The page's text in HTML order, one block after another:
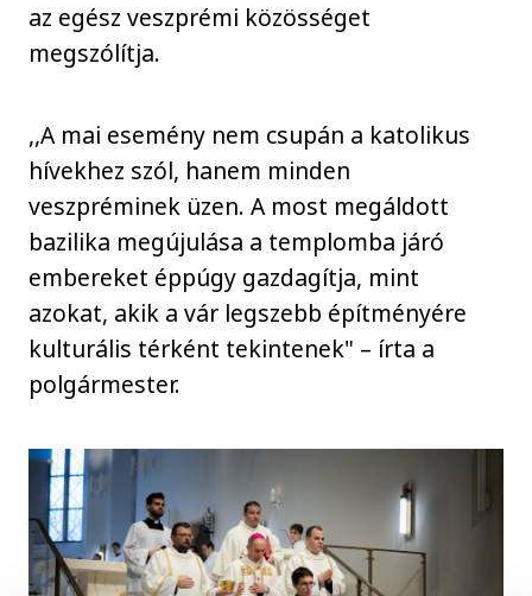
az egész veszprémi közösséget
megszólítja.
,,A mai esemény nem csupán a katolikus
hívekhez szól, hanem minden
veszpréminek üzen. A most megáldott
bazilika megújulása a templomba járó
embereket éppúgy gazdagítja, mint
azokat, akik a vár legszebb építményére
kulturális térként tekintenek" – írta a
polgármester.